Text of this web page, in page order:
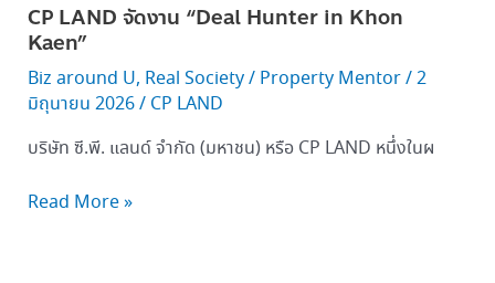
CP LAND จัดงาน “Deal Hunter in Khon
Kaen”
Biz around U, Real Society/ Property Mentor/2
มิถุนายน 2026/ CP LAND
บริษัท ซี.พี. แลนด์ จำกัด (มหาชน) หรือ CP LAND หนึ่งในผ
Read More »